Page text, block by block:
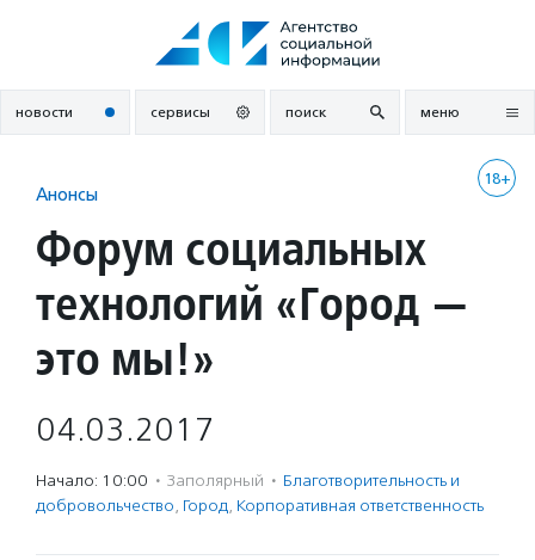
новости сервисы поиск меню
18+
Анонсы
Форум социальных
технологий «Город —
это мы!»
04.03.2017
Начало: 10:00 · Заполярный · Благотвори­тель­ность и
доброволь­чест­во, Город, Корпоративная ответственность